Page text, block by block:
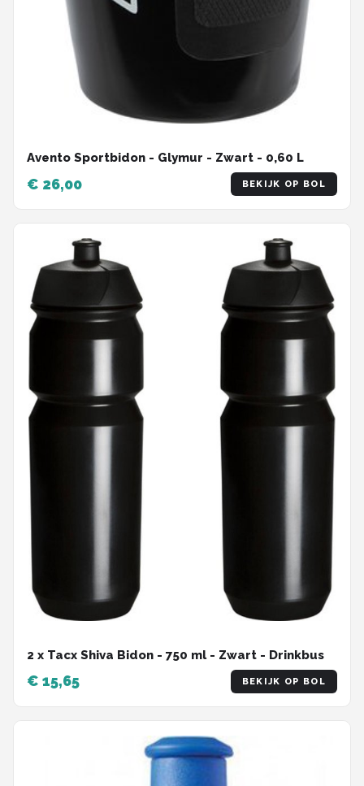
Avento Sportbidon - Glymur - Zwart - 0,60 L
€ 26,00 BEKIJK OP BOL
2 x Tacx Shiva Bidon - 750 ml - Zwart - Drinkbus
€ 15,65 BEKIJK OP BOL